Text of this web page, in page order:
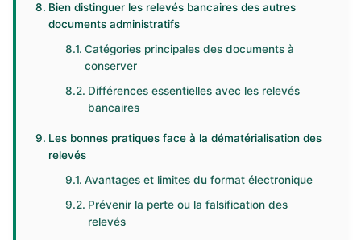
Bien distinguer les relevés bancaires des autres
documents administratifs
Catégories principales des documents à
conserver
Différences essentielles avec les relevés
bancaires
Les bonnes pratiques face à la dématérialisation des
relevés
Avantages et limites du format électronique
Prévenir la perte ou la falsification des
relevés